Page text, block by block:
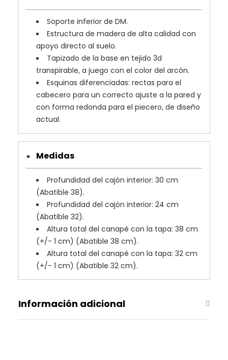
Soporte inferior de DM.
Estructura de madera de alta calidad con
apoyo directo al suelo.
Tapizado de la base en tejido 3d
transpirable, a juego con el color del arcón.
Esquinas diferenciadas: rectas para el
cabecero para un correcto ajuste a la pared y
con forma redonda para el piecero, de diseño
actual.
● Medidas
Profundidad del cajón interior: 30 cm
(Abatible 38).
Profundidad del cajón interior: 24 cm
(Abatible 32).
Altura total del canapé con la tapa: 38 cm
(+/- 1 cm) (Abatible 38 cm).
Altura total del canapé con la tapa: 32 cm
(+/- 1 cm) (Abatible 32 cm).
Información adicional